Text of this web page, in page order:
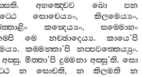
. අහඤ‍්චෙව ඛො
පන
සොචෙය්‍යං,කිලමෙය්‍යං,
කන්‍දෙය්‍යං,සම‍්මොහං
මෙ නච‍්ඡාදෙය්‍ය. කායෙ’පි
.කම‍්මන‍්තා’පි නප‍්පවත‍්තෙය්‍යුං.
අස‍්සු. මිත‍්තා’පි දුම‍්මනා අස‍්සූ’ති. සො
න සොචති, න කිලමති
න